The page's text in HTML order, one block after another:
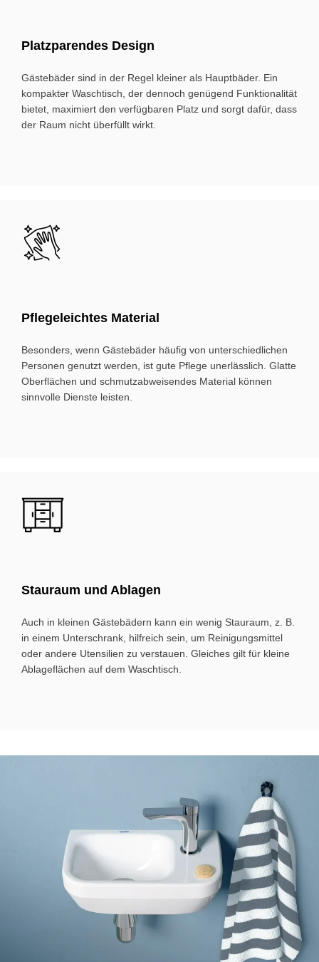
Platz­pa­ren­des De­sign
Gästebäder sind in der Regel kleiner als Hauptbäder. Ein
kompakter Waschtisch, der dennoch genügend Funktionalität
bietet, maximiert den verfügbaren Platz und sorgt dafür, dass
der Raum nicht überfüllt wirkt.
Bild
Pfle­ge­leich­tes Ma­te­rial
Besonders, wenn Gästebäder häufig von unterschiedlichen
Personen genutzt werden, ist gute Pflege unerlässlich. Glatte
Oberflächen und schmutzabweisendes Material können
sinnvolle Dienste leisten.
Bild
Stau­raum und Ab­la­gen
Auch in kleinen Gästebädern kann ein wenig Stauraum, z. B.
in einem Unterschrank, hilfreich sein, um Reinigungsmittel
oder andere Utensilien zu verstauen. Gleiches gilt für kleine
Ablageflächen auf dem Waschtisch.